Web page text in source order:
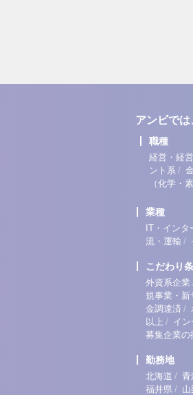
アンビでは
職種
経営・経
ント系 /
（化学・
業種
IT・イン
流・運輸 /
こだわり
外資系企業
規事業・新
金調達済 /
以上 / イ
募集企業の
勤務地
北海道 / 青
福井県 / 山